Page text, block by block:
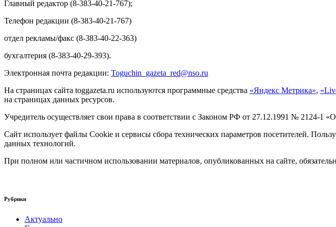
Главный редактор (8-383-40-21-767);
Телефон редакции (8-383-40-21-767)
отдел рекламы/факс (8-383-40-22-363)
бухгалтерия (8-383-40-29-393).
Электронная почта редакции: Toguchin gazeta red@nso.ru
На страницах сайта toggazeta.ru используются программные средства «Яндекс Метрика»,
на страницах данных ресурсов.
Учредитель осуществляет свои права в соответствии с Законом РФ от 27.12.1991 № 2124-1
Сайт использует файлы Cookie и сервисы сбора технических параметров посетителей.
данных технологий.
При полном или частичном использовании материалов, опубликованных на сайте,
Рубрики
Актуально